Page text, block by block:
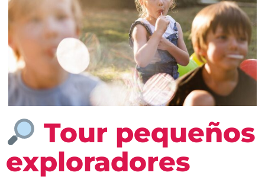
Tour pequeños
exploradores